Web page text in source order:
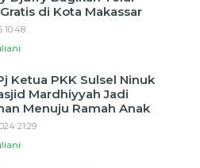
di Kota Makassar
10:48
Ketua PKK Sulsel Ninuk
Mardhiyyah Jadi
Menuju Ramah Anak
21:29